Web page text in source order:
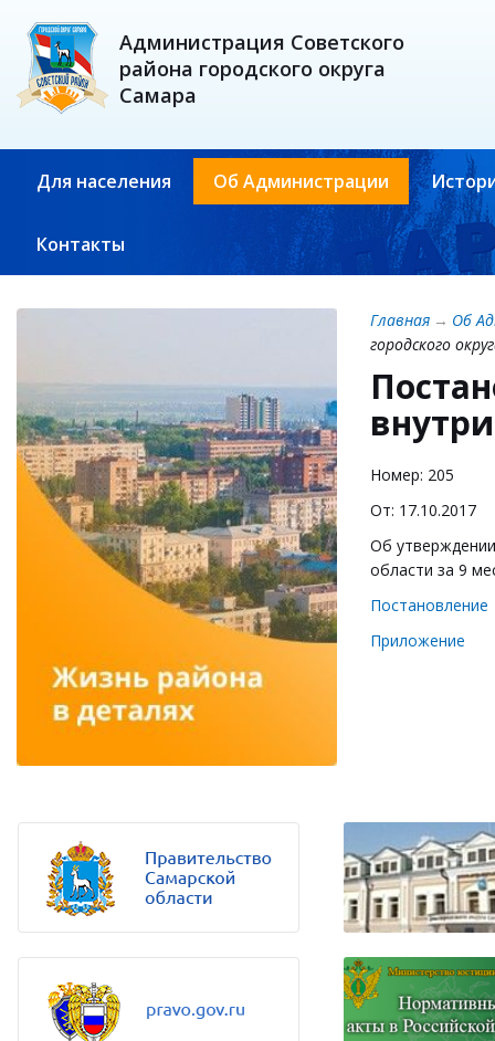
Администрация Советского
района городского округа
Самара
Для населения Об Администрации
Контакты
Главная → Об
городского
Номер: 205
От: 17.10.2017
Об
области за 9
Постановление
Приложение